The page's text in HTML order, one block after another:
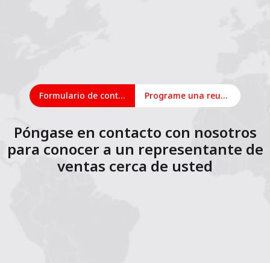
Formulario de contacto Programe una reunión en línea
Póngase en contacto con nosotros
para conocer a un representante de
ventas cerca de usted